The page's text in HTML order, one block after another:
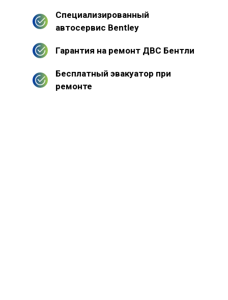
Специализированный
автосервис Bentley
Гарантия на ремонт ДВС Бентли
Бесплатный эвакуатор при
ремонте